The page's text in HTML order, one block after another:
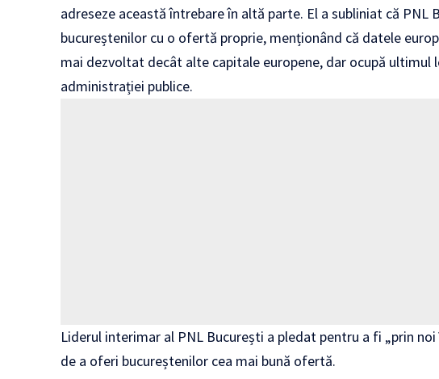
adreseze această întrebare în altă parte. El a subliniat că PNL
bucureștenilor cu o ofertă proprie, menționând că datele
mai dezvoltat decât alte capitale europene, dar ocupă ultimul
administrației publice.
Liderul interimar al PNL București a pledat pentru a fi „prin
de a oferi bucureștenilor cea mai bună ofertă.